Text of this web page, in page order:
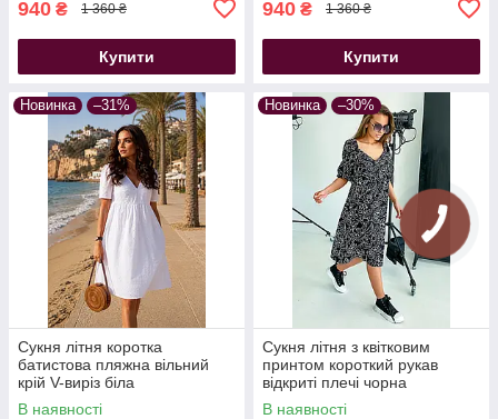
940 ₴ 1 360 ₴
Купити
940 ₴ 1 360 ₴
Купити
Новинка –31%
Сукня літня коротка
батистова пляжна вільний
крій V-виріз біла
В наявності
Новинка –30%
Сукня літня з квітковим
принтом короткий рукав
відкриті плечі чорна
В наявності